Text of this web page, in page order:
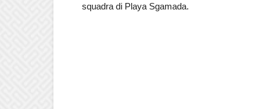
squadra di Playa Sgamada.